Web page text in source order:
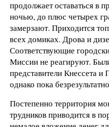
продолжает оставаться в
ночью, до плюс четырех
замерзают. Приходится
всех домиках. Дрова и
Соответствующие
Миссии не реагируют.
представители Кнессета
однако пока
Постепенно территория
трудников приводится в